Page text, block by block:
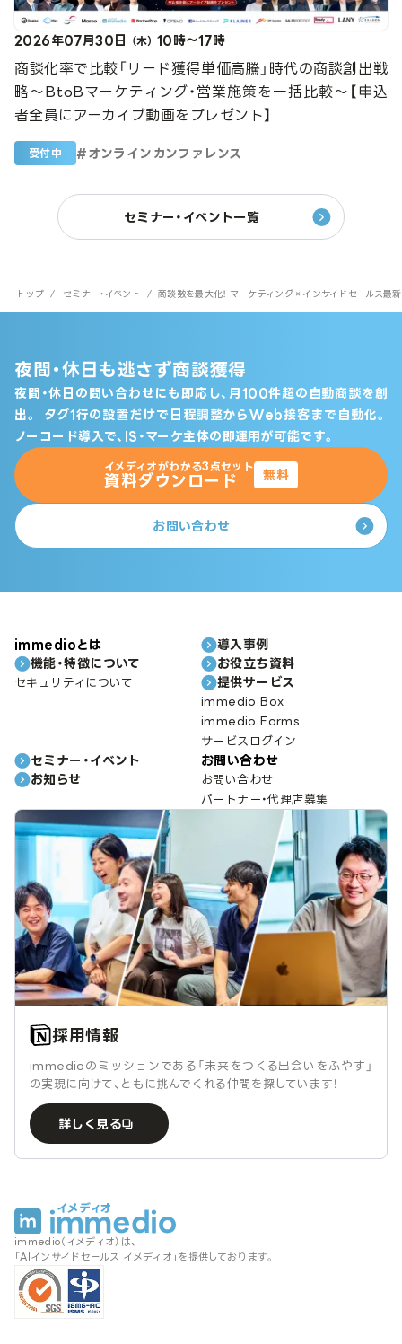
2026年07月30日 （木） 10時～17時
商談化率で比較「リード獲得単価高騰」時代の商談創出戦
略～BtoBマーケティング・営業施策を一括比較～【申込
者全員にアーカイブ動画をプレゼント】
受付中 # オンラインカンファレンス
セミナー・イベント一覧
トップ / セミナー・イベント / 商談数を最大化！ マーケティング×インサイドセールス
夜間・休日も逃さず商談獲得
夜間・休日の問い合わせにも即応し、月100件超の自動商談を創
出。
タグ1行の設置だけで日程調整からWeb接客まで自動化。
ノーコード導入で、IS・マーケ主体の即運用が可能です。
イメディオがわかる3点セット
資料ダウンロード 無料
お問い合わせ
immedioとは
機能・特徴について
セキュリティについて
導入事例
お役立ち資料
提供サービス
immedio Box
immedio Forms
サービスログイン
セミナー・イベント
お知らせ
お問い合わせ
お問い合わせ
パートナー・代理店募集
採用情報
immedioのミッションである「未来をつくる出会いをふやす」
の実現に向けて、ともに挑んでくれる仲間を探しています！
詳しく見る
immedio（イメディオ）は、
「AIインサイドセールス イメディオ」を提供しております。